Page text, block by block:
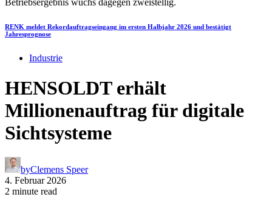
RENK meldet Rekordauftragseingang im ersten Halbjahr 2026 und bestätigt
Jahresprognose
Industrie
HENSOLDT erhält
Millionenauftrag für digitale
Sichtsysteme
byClemens Speer
4. Februar 2026
2 minute read